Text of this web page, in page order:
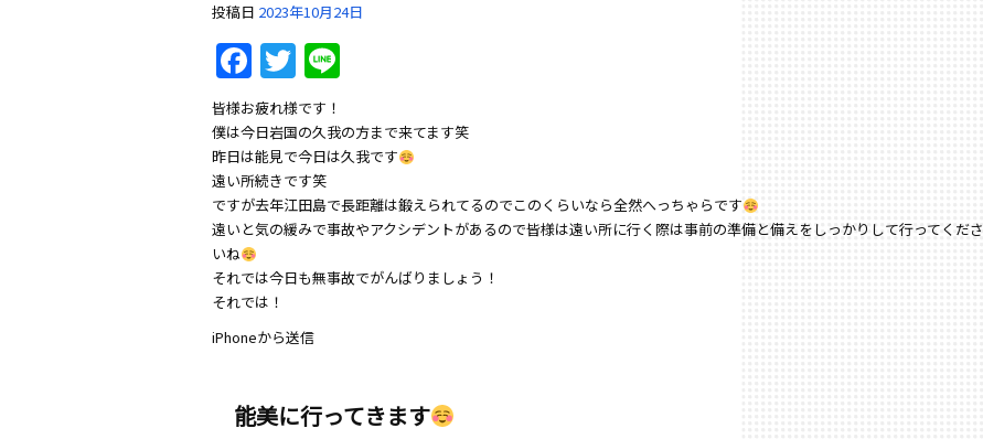
投稿日 2023年10月24日
Facebook
Twitter
皆様お疲れ様です！
僕は今日岩国の久我の方まで来てます笑
昨日は能見で今日は久我です
遠い所続きです笑
ですが去年江田島で長距離は鍛えられてるのでこのくらいなら全然へっちゃらです
遠いと気の緩みで事故やアクシデントがあるので皆様は遠い所に行く際は事前の準備と備えをしっかりして行ってくださ
いね
それでは今日も無事故でがんばりましょう！
それでは！
iPhoneから送信
能美に行ってきます